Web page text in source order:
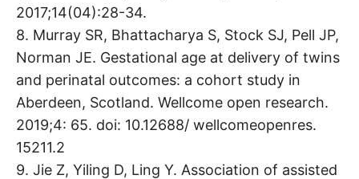
2017;14(04):28-34.
8. Murray SR, Bhattacharya S, Stock SJ, Pell JP,
Norman JE. Gestational age at delivery of twins
and perinatal outcomes: a cohort study in
Aberdeen, Scotland. Wellcome open research.
2019;4: 65. doi: 10.12688/ wellcomeopenres.
15211.2
9. Jie Z, Yiling D, Ling Y. Association of assisted